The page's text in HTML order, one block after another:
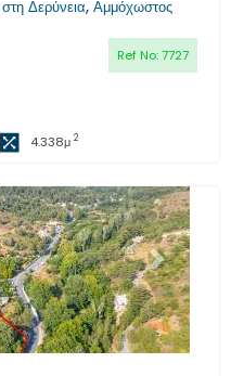
Δερύνεια, Αμμόχωστος
Ref No:7727
4.338μ 2
Επόμενο